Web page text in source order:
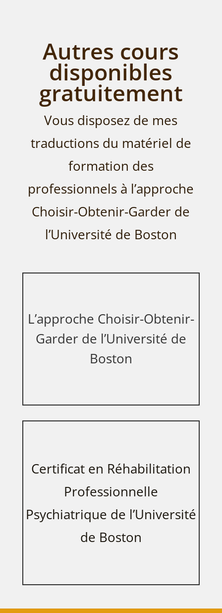
Autres cours
disponibles
gratuitement
Vous disposez de mes
traductions du matériel de
formation des
professionnels à l’approche
Choisir-Obtenir-Garder de
l’Université de Boston
L’approche Choisir-Obtenir-
Garder de l’Université de
Boston
Certificat en Réhabilitation
Professionnelle
Psychiatrique de l’Université
de Boston